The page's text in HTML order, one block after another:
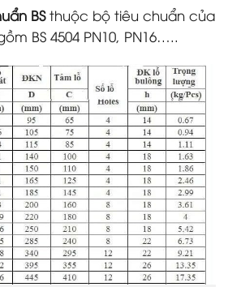
BSthuộc bộ tiêu chuẩn của
BS 4504 PN10, PN16…..